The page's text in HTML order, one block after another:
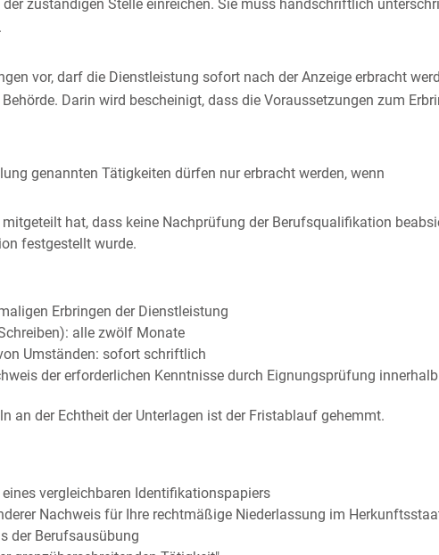
zuständigen Stelle einreichen. Sie muss handschriftlich
vor, darf die Dienstleistung sofort nach der Anzeige erbracht
Darin wird bescheinigt, dass die Voraussetzungen zum
genannten Tätigkeiten dürfen nur erbracht werden, wenn
hat, dass keine Nachprüfung der Berufsqualifikation
festgestellt wurde.
Erbringen der Dienstleistung
alle zwölf Monate
Umständen: sofort schriftlich
der erforderlichen Kenntnisse durch Eignungsprüfung
an der Echtheit der Unterlagen ist der Fristablauf gehemmt.
vergleichbaren Identifikationspapiers
Nachweis für Ihre rechtmäßige Niederlassung im
der Berufsausübung